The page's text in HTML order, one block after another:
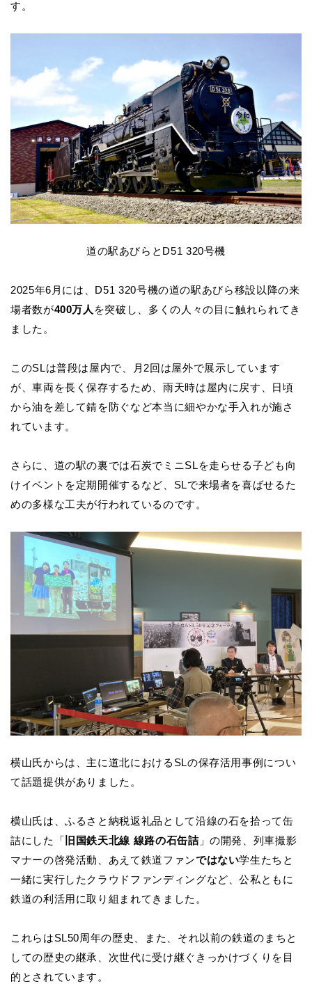
す。
道の駅あびらとD51 320号機
2025年6月には、D51 320号機の道の駅あびら移設以降の来
場者数が400万人 を突破し、多くの人々の目に触れられてき
ました。
このSLは普段は屋内で、月2回は屋外で展示しています
が、車両を長く保存するため、雨天時は屋内に戻す、日頃
から油を差して錆を防ぐなど本当に細やかな手入れが施さ
れています。
さらに、道の駅の裏では石炭でミニSLを走らせる子ども向
けイベントを定期開催するなど、SLで来場者を喜ばせるた
めの多様な工夫が行われているのです。
横山氏からは、主に道北におけるSLの保存活用事例につい
て話題提供がありました。
横山氏は、ふるさと納税返礼品として沿線の石を拾って缶
詰にした「
旧国鉄天北線 線路の石缶詰 」の開発、列車撮影
マナーの啓発活動、あえて鉄道ファンではない学生たちと
一緒に実行したクラウドファンディングなど、公私ともに
鉄道の利活用に取り組まれてきました。
これらはSL50周年の歴史、また、それ以前の鉄道のまちと
しての歴史の継承、次世代に受け継ぐきっかけづくりを目
的とされています。